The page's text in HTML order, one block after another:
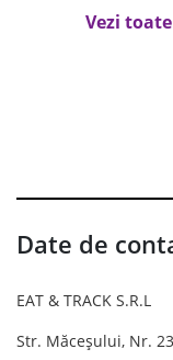
Vezi
Date de
EAT & TRACK S.R.L
Str. Măceșului, Nr.